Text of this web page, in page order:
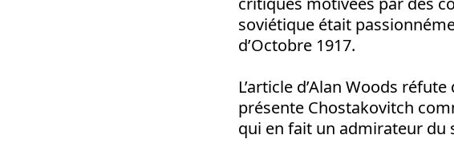
soviétique était
d’Octobre 1917.
L’article d’Alan Woods
présente Chostakovitch
qui en fait un admirateur du